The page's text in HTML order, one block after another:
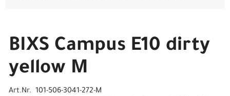
BIXS Campus E10 dirty
yellow M
Art.Nr. 101-506-3041-272-M